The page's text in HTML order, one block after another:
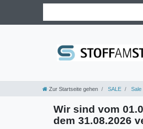
Zur Startseite gehen SALE
Wir sind vom
dem 31.08.2026